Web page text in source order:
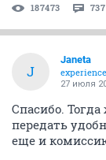
187473 737
J
Janeta
27 июля
Спасибо.
передать
еще и